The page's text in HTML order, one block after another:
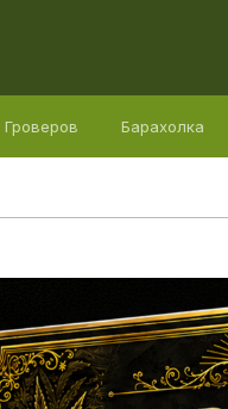
Гроверов Барахолка